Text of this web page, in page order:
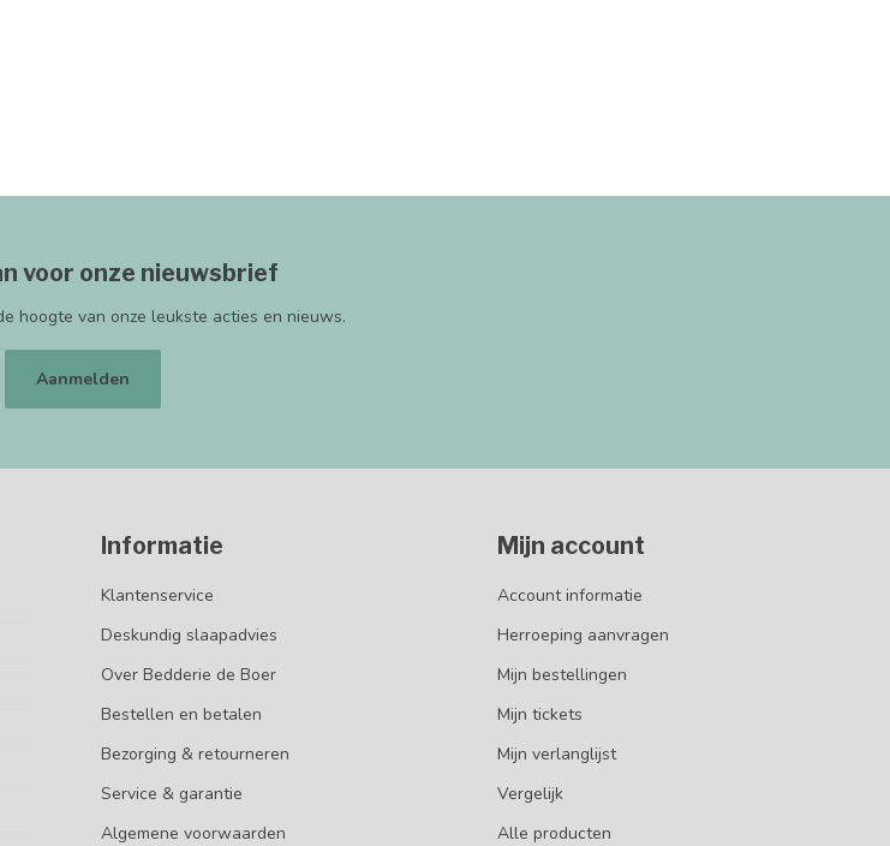
voor onze nieuwsbrief
hoogte van onze leukste acties en nieuws.
Aanmelden
Informatie
Klantenservice
Deskundig slaapadvies
Over Bedderie de Boer
Bestellen en betalen
Bezorging & retourneren
Service & garantie
Algemene voorwaarden
Mijn account
Account informatie
Herroeping aanvragen
Mijn bestellingen
Mijn tickets
Mijn verlanglijst
Vergelijk
Alle producten